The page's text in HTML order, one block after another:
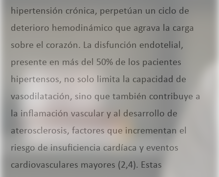
hipertensión crónica, perpetúan un ciclo de
deterioro hemodinámico que agrava la carga
sobre el corazón. La disfunción endotelial,
presente en más del 50% de los pacientes
hipertensos, no solo limita la capacidad de
vasodilatación, sino que también contribuye a
la inflamación vascular y al desarrollo de
aterosclerosis, factores que incrementan el
riesgo de insuficiencia cardíaca y eventos
cardiovasculares mayores (2,4). Estas